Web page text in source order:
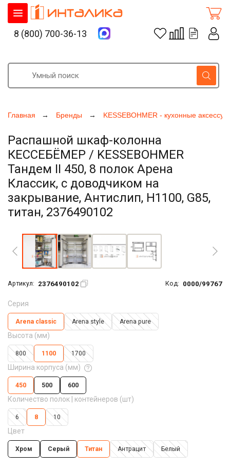
Главная Бренды KESSEBOHMER - кухонные
Распашной шкаф-колонна
КЕССЕБЁМЕР / KESSEBOHMER
Тандем II 450, 8 полок Арена
Классик, с доводчиком на
закрывание, Антислип, H1100, G85,
титан, 2376490102
Артикул: 2376490102 Код: 0000/99767
Серия
Arena classic Arena style Arena pure
Высота (мм)
800 1100 1700
Ширина корпуса (мм)
450 500 600
Количество полок | контейнеров (шт)
6 8 10
Цвет
Хром Серый Титан Антрацит Белый
8 (800) 700-36-13